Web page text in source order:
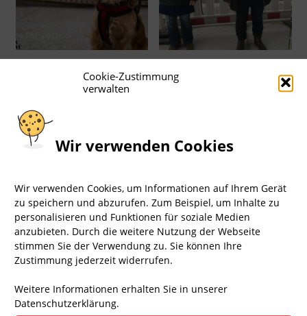
Cookie-Zustimmung
verwalten
Wir verwenden Cookies
Wir verwenden Cookies, um Informationen auf Ihrem Gerät
zu speichern und abzurufen. Zum Beispiel, um Inhalte zu
personalisieren und Funktionen für soziale Medien
anzubieten. Durch die weitere Nutzung der Webseite
stimmen Sie der Verwendung zu. Sie können Ihre
Zustimmung jederzeit widerrufen.
Weitere Informationen erhalten Sie in unserer
Datenschutzerklärung.
1.717Aufrufe
▸ ÜBER AKTION FAIR PLAY